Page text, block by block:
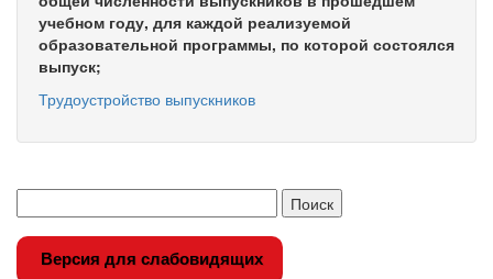
учебном году, для каждой реализуемой
образовательной программы, по которой состоялся
выпуск;
Трудоустройство выпускников
Версия для слабовидящих